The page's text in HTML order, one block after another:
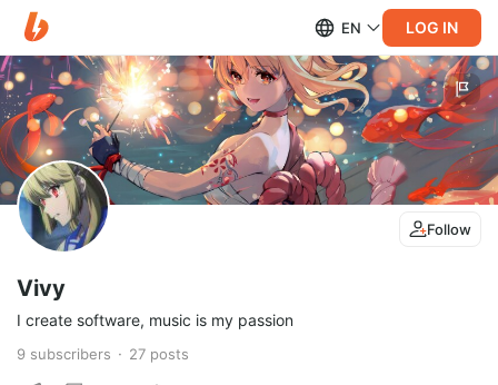
EN LOG IN
Follow
Vivy
I create software, music is my passion
9 subscribers 27 posts